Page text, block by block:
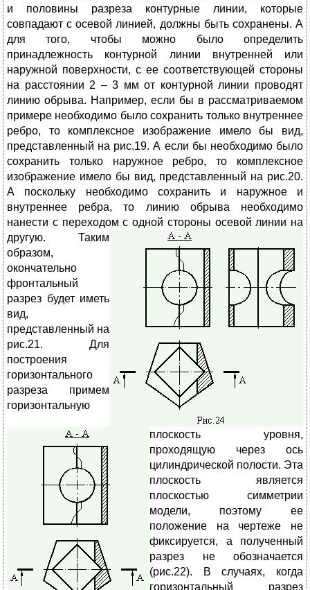
и половины разреза контурные линии, которые
совпадают с осевой линией, должны быть сохранены. А
для того, чтобы можно было определить
принадлежность контурной линии внутренней или
наружной поверхности, с ее соответствующей стороны
на расстоянии 2 – 3 мм от контурной линии проводят
линию обрыва. Например, если бы в рассматриваемом
примере необходимо было сохранить только внутреннее
ребро, то комплексное изображение имело бы вид,
представленный на рис.19. А если бы необходимо было
сохранить только наружное ребро, то комплексное
изображение имело бы вид, представленный на рис.20.
А поскольку необходимо сохранить и наружное и
внутреннее ребра, то линию обрыва необходимо
нанести с переходом с одной стороны осевой линии на
другую. Таким
образом,
окончательно
фронтальный
разрез будет иметь
вид,
представленный на
рис.21. Для
построения
горизонтального
разреза примем
горизонтальную
плоскость уровня,
проходящую через ось
цилиндрической полости. Эта
плоскость является
плоскостью симметрии
модели, поэтому ее
положение на чертеже не
фиксируется, а полученный
разрез не обозначается
(рис.22). В случаях, когда
горизонтальный разрез